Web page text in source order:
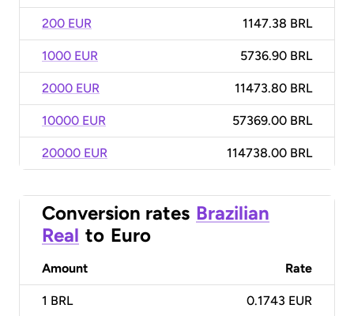
200 EUR 1147.38 BRL
1000 EUR 5736.90 BRL
2000 EUR 11473.80 BRL
10000 EUR 57369.00 BRL
20000 EUR 114738.00 BRL
Conversion rates Brazilian
Real to Euro
Amount Rate
1 BRL 0.1743 EUR